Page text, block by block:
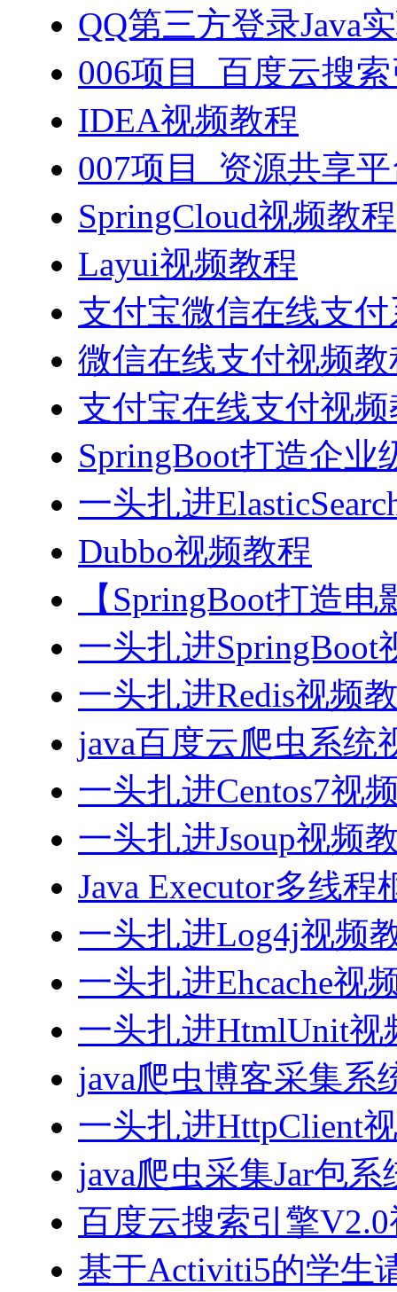
QQ第三方登录Java
006项目_百度云搜
IDEA视频教程
007项目_资源共享
SpringCloud视频教程
Layui视频教程
支付宝微信在线支
微信在线支付视频教
支付宝在线支付视
SpringBoot打造企业
一头扎进
Dubbo视频教程
【SpringBoot打造
一头扎进SpringBoot
一头扎进Redis视频
java百度云爬虫系统
一头扎进Centos7视
一头扎进Jsoup视频
Java Executor多线
一头扎进Log4j视频
一头扎进Ehcache视
一头扎进HtmlUnit视
java爬虫博客采集系
一头扎进HttpClient
java爬虫采集Jar包
百度云搜索引擎
基于Activiti5的学生